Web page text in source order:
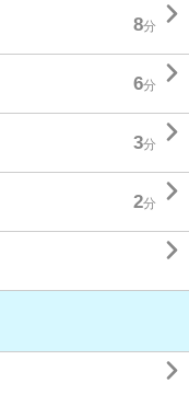
8分 
6分 
3分 
2分 

